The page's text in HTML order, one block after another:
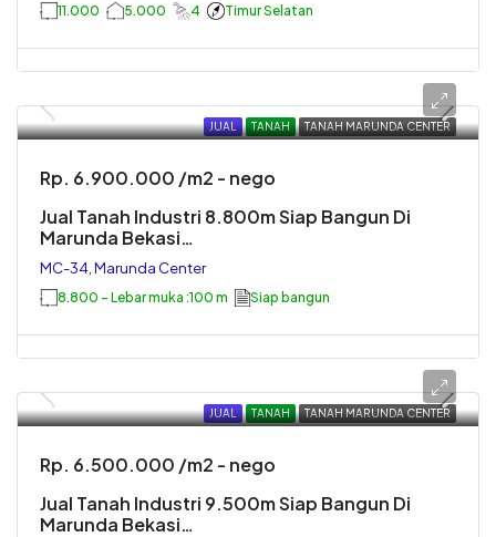
11.000 5.000 4 Timur Selatan
JUAL TANAH TANAH MARUNDA CENTER
Rp. 6.900.000 /m2 - nego
Jual Tanah Industri 8.800m Siap Bangun Di
Marunda Bekasi…
MC-34, Marunda Center
8.800 - Lebar muka :100 m Siap bangun
JUAL TANAH TANAH MARUNDA CENTER
Rp. 6.500.000 /m2 - nego
Jual Tanah Industri 9.500m Siap Bangun Di
Marunda Bekasi…